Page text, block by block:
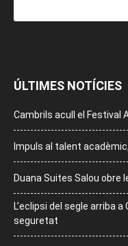
ÚLTIMES NOTÍCIES
Cambrils acull el Festival
Impuls al talent
Duana Suites Salou obre
L’eclipsi del segle arriba
seguretat